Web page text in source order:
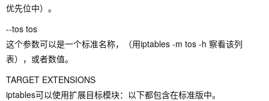
优先位中）。
--tos tos
这个参数可以是一个标准名称，（用iptables -m tos -h 察看该列
表），或者数值。
TARGET EXTENSIONS
iptables可以使用扩展目标模块：以下都包含在标准版中。